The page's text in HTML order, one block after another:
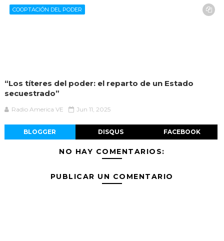
COOPTACIÓN DEL PODER
“Los títeres del poder: el reparto de un Estado
secuestrado”
Radio America VE Jun 11, 2025
BLOGGER DISQUS FACEBOOK
NO HAY COMENTARIOS:
PUBLICAR UN COMENTARIO